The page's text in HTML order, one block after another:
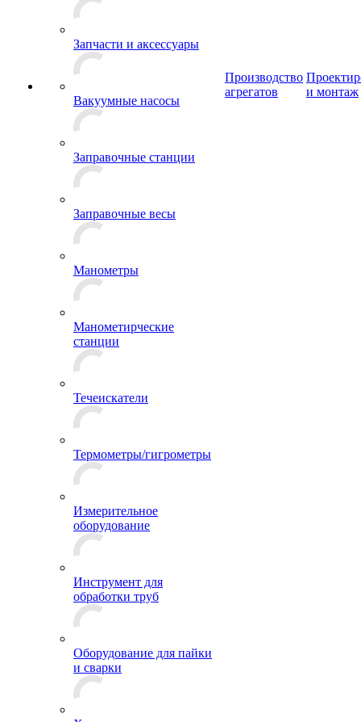
Запчасти и аксессуары
Вакуумные насосы
Заправочные станции
Заправочные весы
Манометры
Манометирческие
станции
Течеискатели
Термометры/гигрометры
Измерительное
оборудование
Инструмент для
обработки труб
Оборудование для пайки
и сварки
Производство
агрегатов
и монтаж